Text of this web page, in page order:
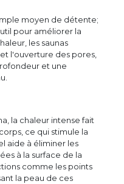
moyen de détente;
pour améliorer la
les saunas
l'ouverture des pores,
et une
la chaleur intense fait
ce qui stimule la
aide à éliminer les
à la surface de la
comme les points
la peau de ces